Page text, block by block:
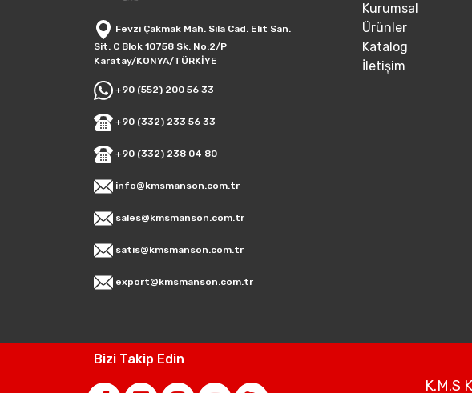
Fevzi Çakmak Mah. Sıla Cad. Elit San.
Sit. C Blok 10758 Sk. No:2/P
Karatay/KONYA/TÜRKİYE
+90 (552) 200 56 33
+90 (332) 233 56 33
+90 (332) 238 04 80
info@kmsmanson.com.tr
sales@kmsmanson.com.tr
satis@kmsmanson.com.tr
export@kmsmanson.com.tr
Kurumsal
Ürünler
Katalog
İletişim
Bizi Takip Edin
K.M.S